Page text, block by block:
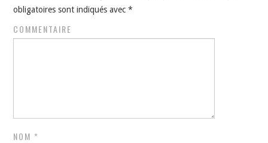
obligatoires sont indiqués avec*
COMMENTAIRE
NOM *